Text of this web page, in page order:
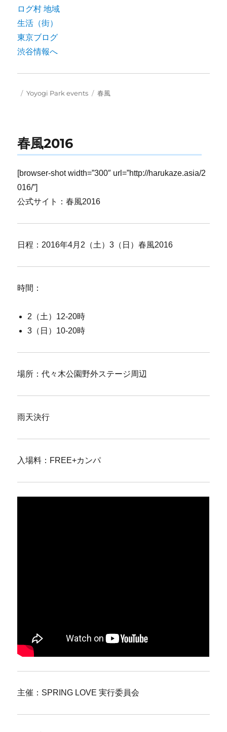
Posted
Categories
Yoyogi Park events Tags
春風
春風2016
[browser-shot width=”300″ url=”http://harukaze.asia/2
016/”]
公式サイト：春風2016
日程：2016年4月2（土）3（日）春風2016
時間：
2（土）12-20時
3（日）10-20時
場所：代々木公園野外ステージ周辺
雨天決行
入場料：FREE+カンパ
主催：SPRING LOVE 実行委員会